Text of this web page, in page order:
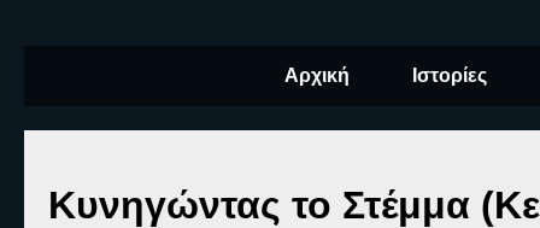
Αρχική Ιστορίες
Κυνηγώντας το Στέμμα